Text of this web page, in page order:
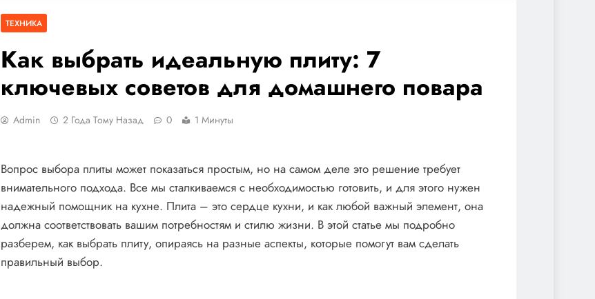
ТЕХНИКА
Как выбрать идеальную плиту: 7
ключевых советов для домашнего повара
Admin 2 Года Тому Назад 0 1 Минуты
Вопрос выбора плиты может показаться простым, но на самом деле это решение требует
внимательного подхода. Все мы сталкиваемся с необходимостью готовить, и для этого нужен
надежный помощник на кухне. Плита – это сердце кухни, и как любой важный элемент, она
должна соответствовать вашим потребностям и стилю жизни. В этой статье мы подробно
разберем, как выбрать плиту, опираясь на разные аспекты, которые помогут вам сделать
правильный выбор.